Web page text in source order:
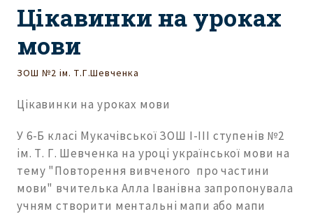
Цікавинки на уроках
мови
ЗОШ №2 ім. Т.Г.Шевченка
Цікавинки на уроках мови
У 6-Б класі Мукачівської ЗОШ І-ІІІ ступенів №2
ім. Т. Г. Шевченка на уроці української мови на
тему "Повторення вивченого про частини
мови" вчителька Алла Іванівна запропонувала
учням створити ментальні мапи або мапи